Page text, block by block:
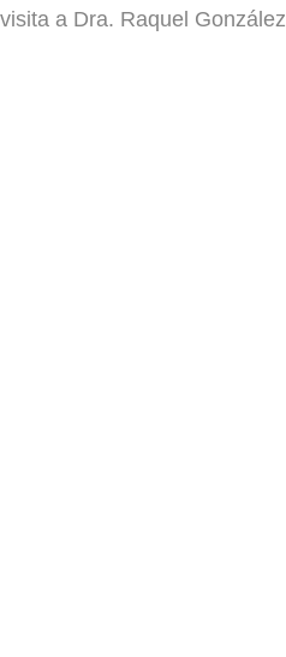
a Dra. Raquel González